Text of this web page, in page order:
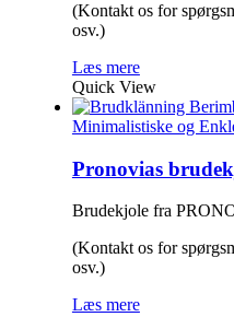
(Kontakt os for
osv.)
Læs mere
Quick View
Minimalistiske og
Pronovias
Brudekjole fra
(Kontakt os for
osv.)
Læs mere